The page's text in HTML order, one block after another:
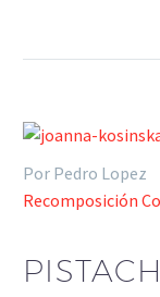
Por Pedro Lopez
Recomposición